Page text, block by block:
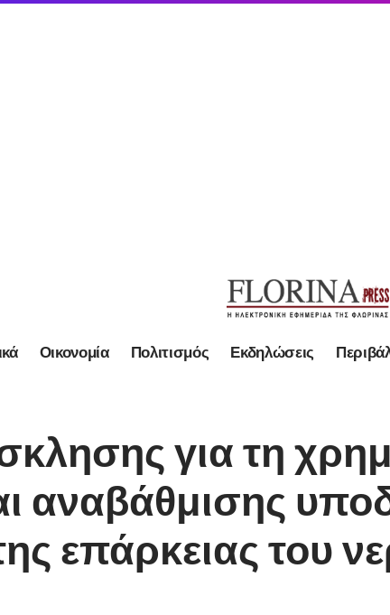
Οικονομία Πολιτισμός Εκδηλώσεις
για τη
αναβάθμισης
επάρκειας του